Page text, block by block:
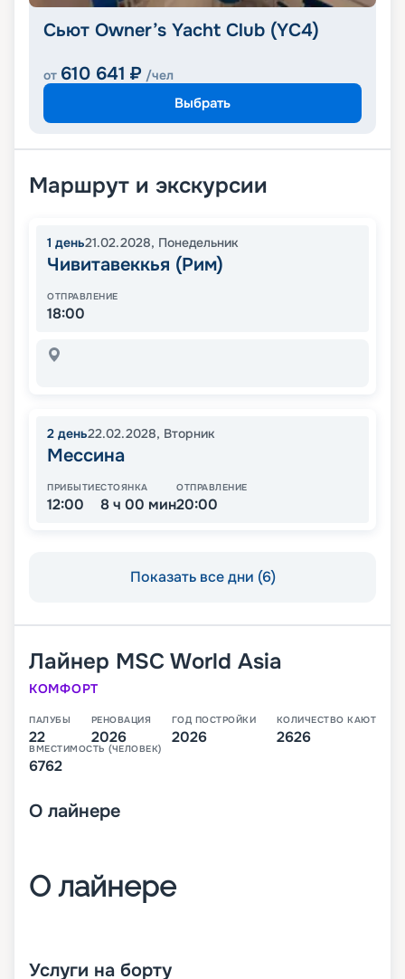
Сьют Owner’s Yacht Club (YC4)
от 610 641 ₽ /чел
Выбрать
Маршрут и экскурсии
1 день21.02.2028, Понедельник
Чивитавеккья (Рим)
ОТПРАВЛЕНИЕ
18:00
2 день22.02.2028, Вторник
Мессина
ПРИБЫТИЕ
12:00
СТОЯНКА
8 ч 00 мин
ОТПРАВЛЕНИЕ
20:00
Показать все дни (6)
Лайнер MSC World Asia
КОМФОРТ
ПАЛУБЫ
22
РЕНОВАЦИЯ
2026
ГОД ПОСТРОЙКИ
2026
КОЛИЧЕСТВО КАЮТ
2626
ВМЕСТИМОСТЬ (ЧЕЛОВЕК)
6762
О лайнере
О лайнере
который будет спущен на воду в 2026 году. В
Услуги на борту